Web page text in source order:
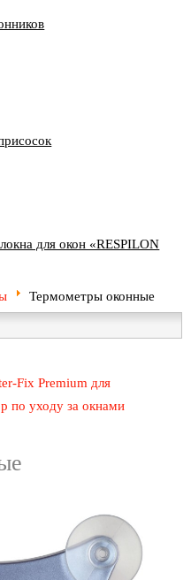
для окон «RESPILON
Термометры оконные
Fix Premium для
по уходу за окнами